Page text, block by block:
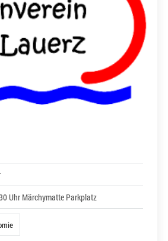
Uhr Märchymatte Parkplatz